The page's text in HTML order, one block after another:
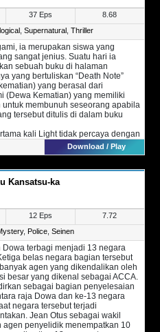
peri ilegal, sahabat yang
terbunuh. Demi
dendam temannya Kei akhirnya
bersama Tilarna Exedilika, utusan
untuk mengusut kasus
peri.
& Tilarna dapat memecahkan
37 Eps
8.68
Supernatural Thriller
ia merupakan siswa yang
sangat jenius. Suatu hari ia
sebuah buku di halaman
yang bertuliskan “Death Note”
yang berasal dari
(Dewa Kematian) yang memiliki
untuk membunuh seseorang apabila
tersebut ditulis di dalam buku
kali Light tidak percaya dengan
akhirnya iapun memutuskan
percobaan dengan
orang yang dituliskan
ternyata beberapa saat
light memutuskan untuk
dunia yang menurutnya
dan hancur oleh orang-orang
gunanya.
telah banyak penjahat yang
kini menggunakan nickname
melancarkan aksinya.
Light telah diluar kendali, tak
tanggung, ia bahkan membunuh
menghalangkan aksinya. Alhasil
kini telah terkenal mendunia.
dikenal dengan sebutan
Download / Play
Kansatsu-ka
12 Eps
7.72
, Police, Seinen
Dowa terbagi menjadi 13 negara
belas negara bagian tersebut
agen yang dikendalikan oleh
besar yang dikenal sebagai ACCA.
sebagai bagian penyelesaian
raja Dowa dan ke-13 negara
negara tersebut terjadi
Jean Otus sebagai wakil
agen penyelidik menempatkan 10